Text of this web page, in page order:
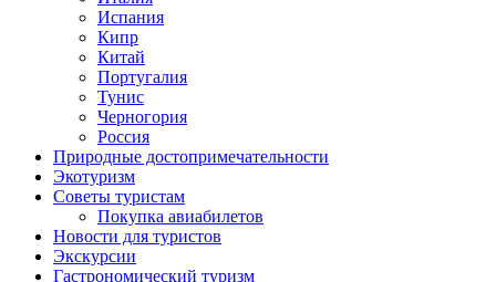
Испания
Кипр
Китай
Португалия
Тунис
Черногория
Россия
Природные достопримечательности
Экотуризм
Советы туристам
Покупка авиабилетов
Новости для туристов
Экскурсии
Гастрономический туризм